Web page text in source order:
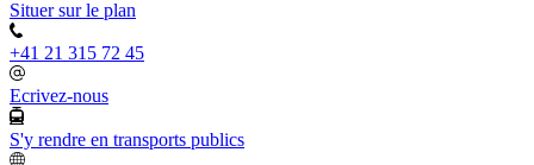
Situer sur le plan
+41 21 315 72 45
Ecrivez-nous
S'y rendre en transports publics